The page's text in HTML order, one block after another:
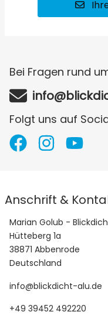
Bei Fragen rund
Folgt uns auf
Anschrift &
Marian Golub -
Hütteberg 1a
38871 Abbenrode
Deutschland
info@blickdicht-alu.de
+49 39452 492220